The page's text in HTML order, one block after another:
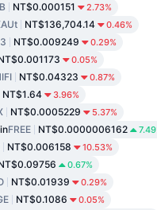
NT$0.000151 2.73%
NT$136,704.14 0.46%
NT$0.009249 0.29%
0.05%
NT$0.04323 0.87%
NT$1.64 3.96%
NT$0.0005229 5.37%
FREE NT$0.0000006162
NT$0.006158 10.53%
0.67%
NT$0.01939 0.29%
NT$0.1086 0.05%